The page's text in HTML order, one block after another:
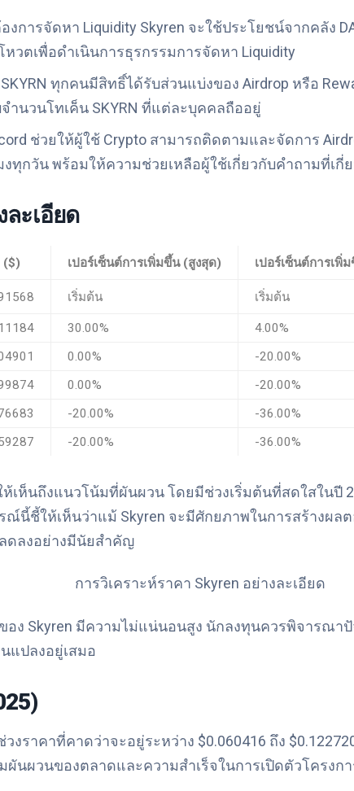
การจัดหา Liquidity Skyren จะใช้ประโยชน์จากคลัง
วตเพื่อดำเนินการธุรกรรมการจัดหา Liquidity
ทุกคนมีสิทธิ์ได้รับส่วนแบ่งของ Airdrop หรือ
ำนวนโทเค็น SKYRN ที่แต่ละบุคคลถืออยู่
ช่วยให้ผู้ใช้ Crypto สามารถติดตามและจัดการ
ทุกวัน พร้อมให้ความช่วยเหลือผู้ใช้เกี่ยวกับคำถามที่เกี่
ะเอียด
($) เปอร์เซ็นต์การเพิ่มขึ้น (สูงสุด) เปอร์เซ็นต์การเพิ่
เริ่มต้น เริ่มต้น
30.00%
4.00%
0.00%
-20.00%
0.00%
-20.00%
-20.00%
-36.00%
-20.00% -36.00%
ห้เห็นถึงแนวโน้มที่ผันผวน โดยมีช่วงเริ่มต้นที่สดใสในปี
ณ์นี้ชี้ให้เห็นว่าแม้ Skyren จะมีศักยภาพในการสร้างผ
ดลงอย่างมีนัยสำคัญ
อง Skyren มีความไม่แน่นอนสูง นักลงทุนควรพิจารณา
แปลงอยู่เสมอ
วงราคาที่คาดว่าจะอยู่ระหว่าง $0.060416 ถึง
นผวนของตลาดและความสำเร็จในการเปิดตัวโครงกา